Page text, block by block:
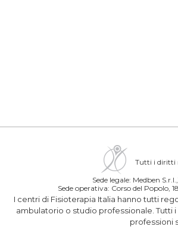
Tutti i diritti
Sede legale: Medben
Sede operativa: Corso del
I centri di Fisioterapia Italia hanno tutti
ambulatorio o studio professionale. Tutti
professioni